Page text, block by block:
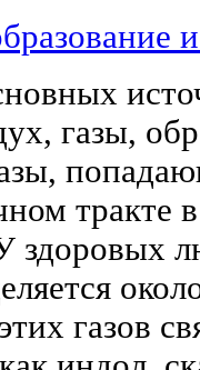
газы,
тракте
здоровых
газов